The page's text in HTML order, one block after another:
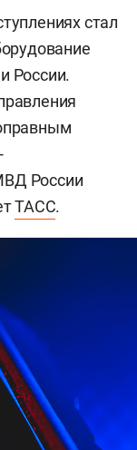
стал
России.
России
ТАСС.